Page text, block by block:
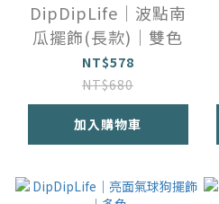
DipDipLife｜波點南
瓜擺飾(長款)｜雙色
NT$578
NT$680
加入購物車